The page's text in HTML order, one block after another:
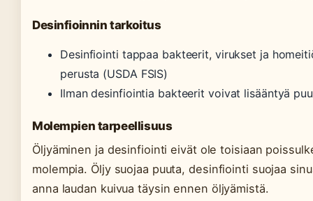
Desinfioinnin tarkoitus
Desinfiointi tappaa bakteerit, virukset ja
perusta (USDA FSIS)
Ilman desinfiointia bakteerit voivat lisääntyä
Molempien tarpeellisuus
Öljyäminen ja desinfiointi eivät ole toisiaan
molempia. Öljy suojaa puuta, desinfiointi suojaa
anna laudan kuivua täysin ennen öljyämistä.